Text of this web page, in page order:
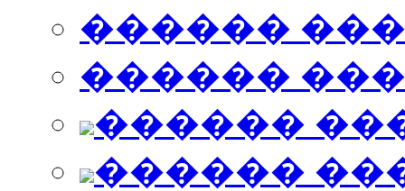
������
������
������
������